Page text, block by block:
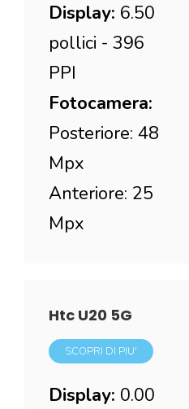
Display: 6.50
pollici - 396
PPI
Fotocamera:
Posteriore: 48
Mpx
Anteriore: 25
Mpx
Htc U20 5G
SCOPRI DI PIU'
Display: 0.00